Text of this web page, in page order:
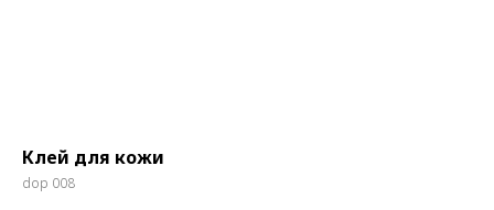
Клей для кожи
dop 008